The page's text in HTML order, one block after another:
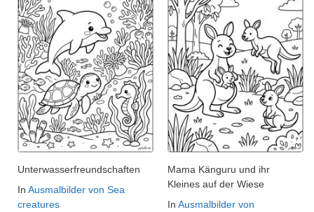
Unterwasserfreundschaften
In Ausmalbilder von Sea
creatures
Mama Känguru und ihr
Kleines auf der Wiese
In Ausmalbilder von